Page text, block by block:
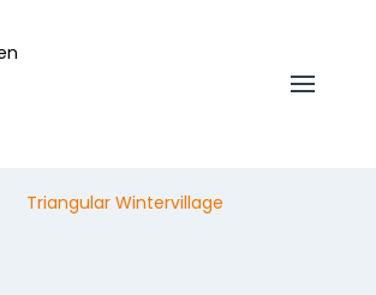
Triangular Wintervillage